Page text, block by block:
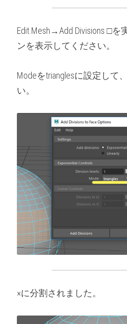
Edit Mesh→Add Divisions □
ンを表示してください。
Modeをtrianglesに設定して
い。
×に分割されました。